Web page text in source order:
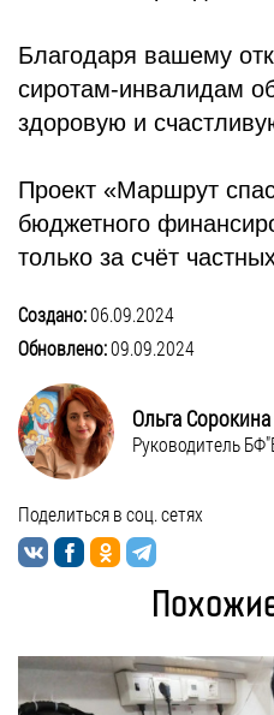
Благодаря вашему
сиротам-инвалидам
здоровую и
Проект «Маршрут
бюджетного
только за счёт
Создано:06.09.2024
Обновлено:09.09.2024
Ольга Сорокина
Руководитель
Поделиться в соц. сетях